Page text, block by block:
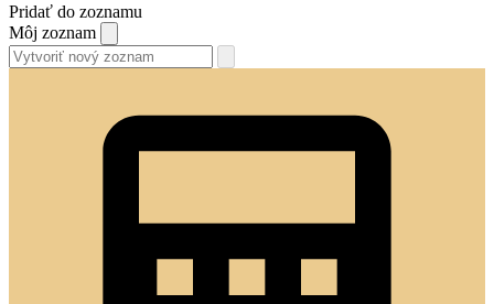
Pridať do zoznamu
Môj zoznam